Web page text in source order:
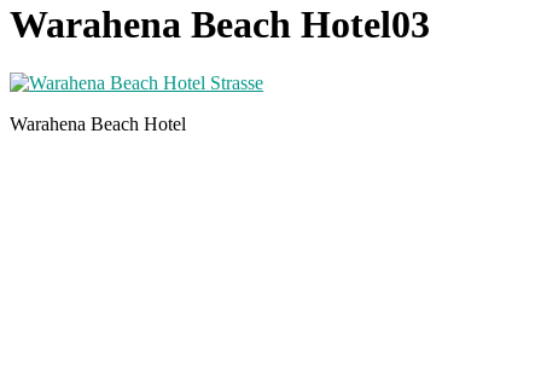
Warahena Beach Hotel03
Warahena Beach Hotel